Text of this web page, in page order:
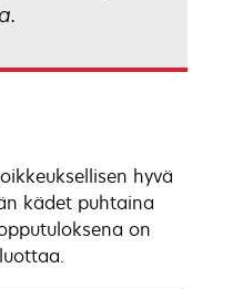
hyvä
kädet puhtaina
on